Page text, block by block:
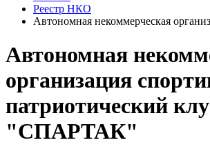
Реестр НКО
Автономная некоммерческая
Автономная
организация
патриотический
"СПАРТАК"